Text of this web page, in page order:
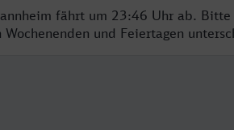
fährt um 23:46 Uhr ab. Bitte
und Feiertagen